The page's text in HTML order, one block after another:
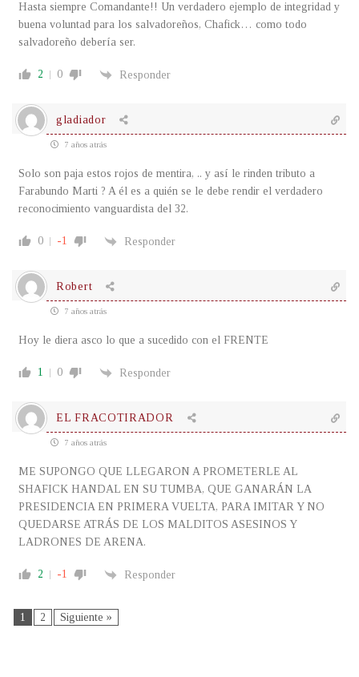
Hasta siempre Comandante!! Un verdadero ejemplo de integridad y
buena voluntad para los salvadoreños, Chafick… como todo
salvadoreño debería ser.
2 0 Responder
gladiador
7 años atrás
Solo son paja estos rojos de mentira, .. y así le rinden tributo a
Farabundo Marti ? A él es a quién se le debe rendir el verdadero
reconocimiento vanguardista del 32.
0 -1 Responder
Robert
7 años atrás
Hoy le diera asco lo que a sucedido con el FRENTE
1 0 Responder
EL FRACOTIRADOR
7 años atrás
ME SUPONGO QUE LLEGARON A PROMETERLE AL
SHAFICK HANDAL EN SU TUMBA, QUE GANARÁN LA
PRESIDENCIA EN PRIMERA VUELTA, PARA IMITAR Y NO
QUEDARSE ATRÁS DE LOS MALDITOS ASESINOS Y
LADRONES DE ARENA.
2 -1 Responder
1 2 Siguiente »